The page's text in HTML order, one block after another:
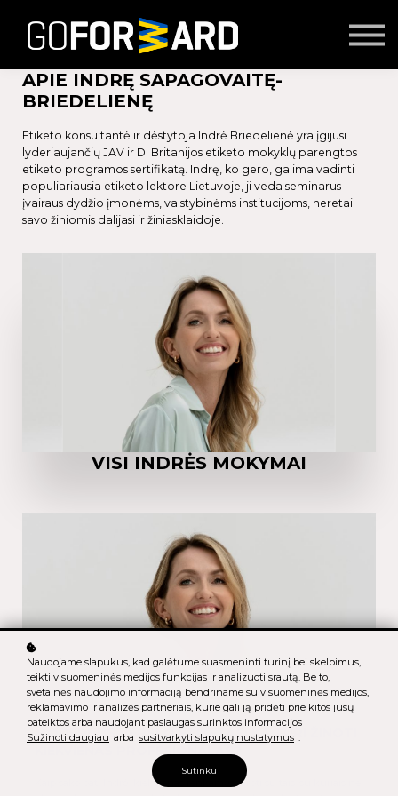
Seminarai
Partnerių turinys
APIE INDRĘ SAPAGOVAITĘ-
BRIEDELIENĘ
Etiketo konsultantė ir dėstytoja Indrė Briedelienė yra įgijusi
lyderiaujančių JAV ir D. Britanijos etiketo mokyklų parengtos
etiketo programos sertifikatą. Indrę, ko gero, galima vadinti
populiariausia etiketo lektore Lietuvoje, ji veda seminarus
įvairaus dydžio įmonėms, valstybinėms institucijoms, neretai
savo žiniomis dalijasi ir žiniasklaidoje.
VISI INDRĖS MOKYMAI
MODERNUS VERSLO ETIKETAS: KĄ TURI ŽINOTI
KIEKVIENAS PROFESIONALAS?
Kaip sako pati Indrė: kiekvienas renkamės dirbti su tais, su kuriais ne
Naudojame slapukus, kad galėtume suasmeninti turinį bei skelbimus,
teikti visuomeninės medijos funkcijas ir analizuoti srautą. Be to,
svetainės naudojimo informaciją bendriname su visuomeninės medijos,
reklamavimo ir analizės partneriais, kurie gali ją pridėti prie kitos jūsų
pateiktos arba naudojant paslaugas surinktos informacijos
Sužinoti daugiau arba susitvarkyti slapukų nustatymus .
Sutinku